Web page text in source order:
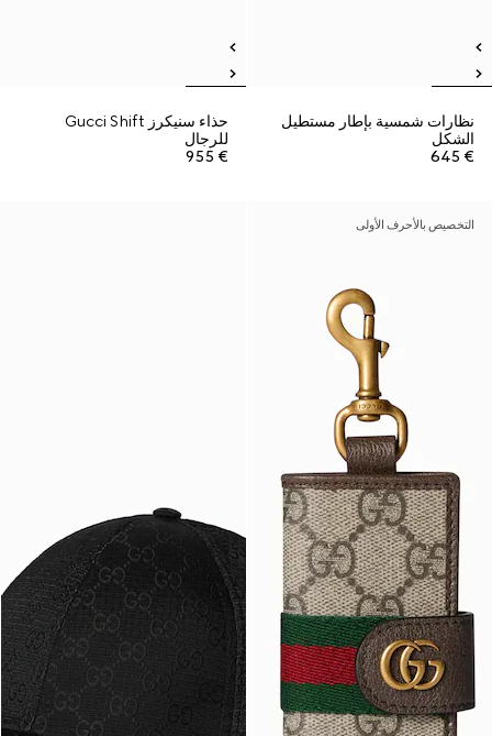
نظارات شمسية بإطار مستطيل
الشكل
€ 645
حذاء سنيكرز Gucci Shift
للرجال
€ 955
التخصيص بالأحرف الأولى